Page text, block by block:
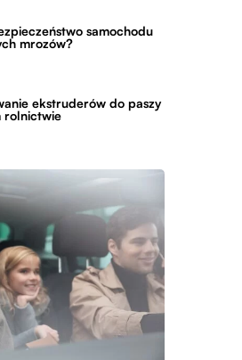
samochodu
mrozów?
ekstruderów do paszy
rolnictwie